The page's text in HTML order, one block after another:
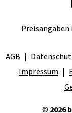
AGB
Impressum
© 2026